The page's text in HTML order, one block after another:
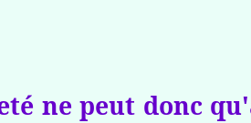
ne peut donc